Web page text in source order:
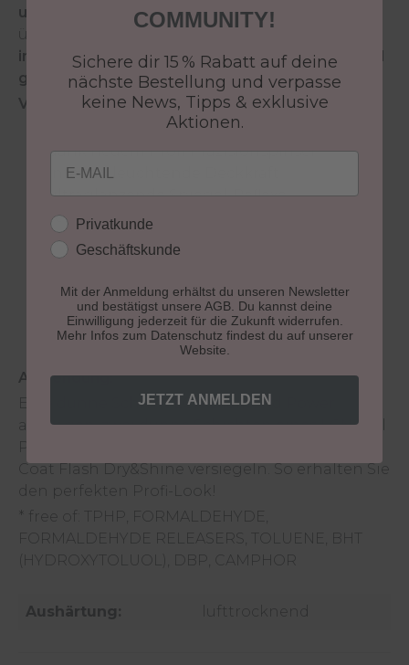
ultraglänzenden Spiegel- Reflexen
überzeugt durch eine
intensive Deckkraftsowie eine streifenfreie und
gleichmäßige Farbschicht.
Vorteile des LCN Nail Polish:
gleichmäßige und streifenfreie Farbschicht
dank neuem Profi-Präzisionspinsel
intensiv leuchtende Deckkraft
ultraglänzende Spiegel-Reflexe
vergilbungsfrei
extrem langanhaltend
brillante Farbergebnisse
7 free*
vegan
Anwendung:
Eine dünne Schicht LCN Diamond Power
auftragen, zwei dünne Schichten eines LCN Nail
Polish Ihrer Wahl und dann mit dem LCN Top
Coat Flash Dry&Shine versiegeln. So erhalten Sie
den perfekten Profi-Look!
* free of: TPHP, FORMALDEHYDE,
FORMALDEHYDE RELEASERS, TOLUENE, BHT
(HYDROXYTOLUOL), DBP, CAMPHOR
Aushärtung: lufttrocknend
COMMUNITY!
Sichere dir 15 % Rabatt auf deine
nächste Bestellung und verpasse
keine News, Tipps & exklusive
Aktionen.
Email
Kundengruppe
Privatkunde
Geschäftskunde
Mit der Anmeldung erhältst du unseren Newsletter
und bestätigst unsere AGB. Du kannst deine
Einwilligung jederzeit für die Zukunft widerrufen.
Mehr Infos zum Datenschutz findest du auf unserer
Website.
JETZT ANMELDEN